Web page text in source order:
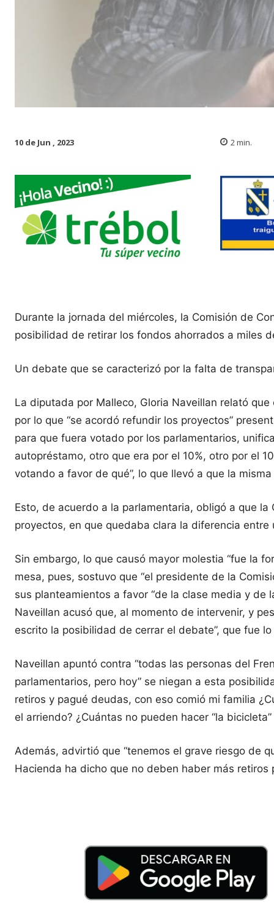
10 de Jun , 2023 2 min.
Durante la jornada del miércoles, la Comisión de
posibilidad de retirar los fondos ahorrados a miles
Un debate que se caracterizó por la falta de
La diputada por Malleco, Gloria Naveillan relató
por lo que “se acordó refundir los proyectos”
para que fuera votado por los parlamentarios,
autopréstamo, otro que era por el 10%, otro por el
votando a favor de qué”, lo que llevó a que la
Esto, de acuerdo a la parlamentaria, obligó a que
proyectos, en que quedaba clara la diferencia
Sin embargo, lo que causó mayor molestia “fue la
mesa, pues, sostuvo que “el presidente de la
sus planteamientos a favor “de la clase media y de
Naveillan acusó que, al momento de intervenir, y
escrito la posibilidad de cerrar el debate”, que fue
Naveillan apuntó contra “todas las personas del
parlamentarios, pero hoy” se niegan a esta
retiros y pagué deudas, con eso comió mi familia
el arriendo? ¿Cuántas no pueden hacer “la
Además, advirtió que “tenemos el grave riesgo de
Hacienda ha dicho que no deben haber más retiros